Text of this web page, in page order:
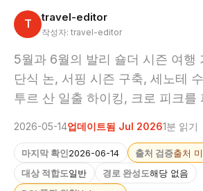
T travel-editor
작성자: travel-editor
5월과 6월의 발리 숄더 시즌 여행
단식 논, 서핑 시즌 구축, 세노테
투르 산 일출 하이킹, 크로 피크를
2026-05-14업데이트됨 Jul 20261분 읽기
마지막 확인2026-06-14 출처 검증출처
대상 적합도일반 경로 완성도해당 없음